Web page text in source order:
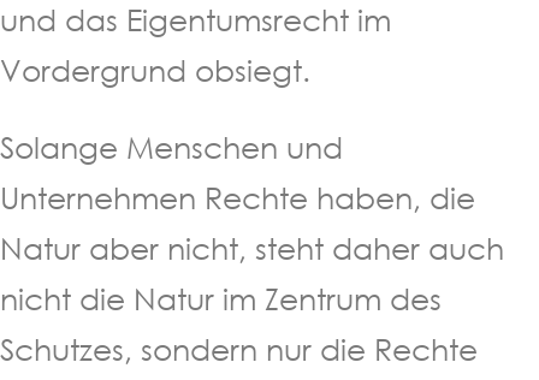
und das Eigentumsrecht im
Vordergrund obsiegt.
Solange Menschen und
Unternehmen Rechte haben, die
Natur aber nicht, steht daher auch
nicht die Natur im Zentrum des
Schutzes, sondern nur die Rechte